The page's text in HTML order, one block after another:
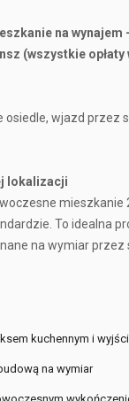
na
(wszystkie
osiedle, wjazd przez
lokalizacji
To idealna
na wymiar
kuchennym i
na wymiar